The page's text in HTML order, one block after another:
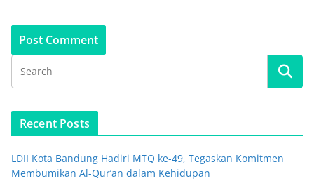
Recent Posts
LDII Kota Bandung Hadiri MTQ ke-49, Tegaskan Komitmen
Membumikan Al-Qur’an dalam Kehidupan